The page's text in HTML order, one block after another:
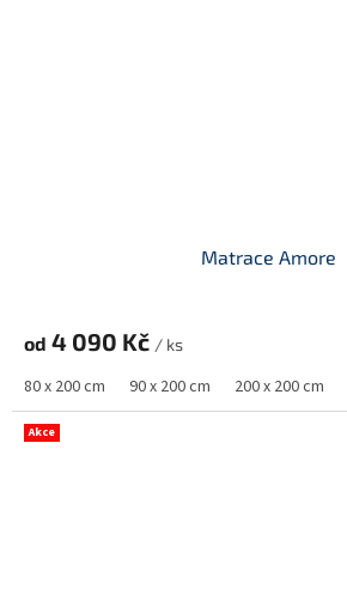
Matrace Amore
od 4 090 Kč / ks
80 x 200 cm 90 x 200 cm 200 x 200 cm
Akce